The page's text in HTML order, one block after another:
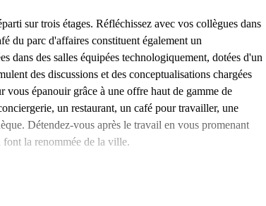
sur trois étages. Réfléchissez avec vos collègues dans
du parc d'affaires constituent également un
dans des salles équipées technologiquement, dotées d'un
des discussions et des conceptualisations chargées
épanouir grâce à une offre haut de gamme de
un restaurant, un café pour travailler, une
Détendez-vous après le travail en vous promenant
font la renommée de la ville.